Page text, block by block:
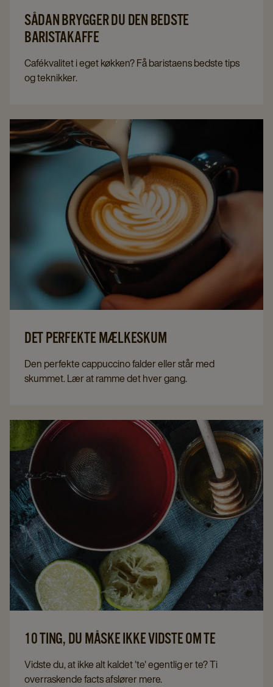
SÅDAN BRYGGER DU DEN BEDSTE
BARISTAKAFFE
Cafékvalitet i eget køkken? Få baristaens bedste tips
og teknikker.
DET PERFEKTE MÆLKESKUM
Den perfekte cappuccino falder eller står med
skummet. Lær at ramme det hver gang.
10 TING, DU MÅSKE IKKE VIDSTE OM TE
Vidste du, at ikke alt kaldet 'te' egentlig er te? Ti
overraskende facts afslører mere.